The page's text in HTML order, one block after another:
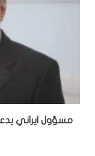
مسؤول ايراني